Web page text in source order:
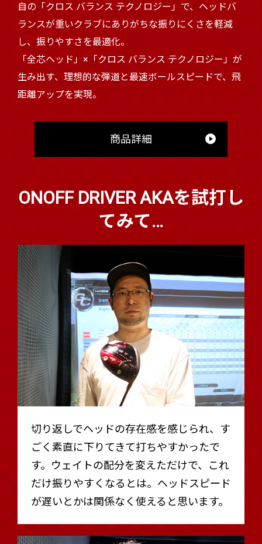
自の「クロス バランス テクノロジー」で、ヘッドバ
ランスが重いクラブにありがちな振りにくさを軽減
し、振りやすさを最適化。
「全芯ヘッド」×「クロス バランス テクノロジー」が
生み出す、理想的な弾道と最速ボールスピードで、飛
距離アップを実現。
商品詳細
ONOFF DRIVER AKAを試打し
てみて…
切り返しでヘッドの存在感を感じられ、す
ごく素直に下りてきて打ちやすかったで
す。ウェイトの配分を変えただけで、これ
だけ振りやすくなるとは。ヘッドスピード
が遅いとかは関係なく使えると思います。